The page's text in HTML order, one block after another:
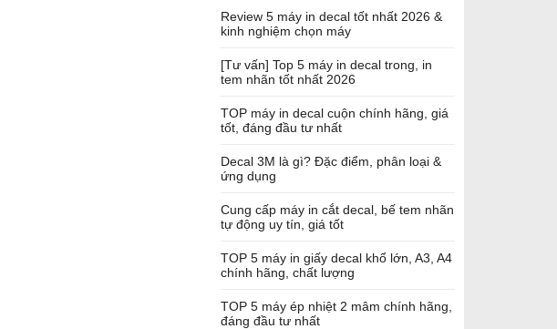
Review 5 máy in decal tốt nhất 2026 &
kinh nghiệm chọn máy
[Tư vấn] Top 5 máy in decal trong, in
tem nhãn tốt nhất 2026
TOP máy in decal cuộn chính hãng, giá
tốt, đáng đầu tư nhất
Decal 3M là gì? Đặc điểm, phân loại &
ứng dụng
Cung cấp máy in cắt decal, bế tem nhãn
tự động uy tín, giá tốt
TOP 5 máy in giấy decal khổ lớn, A3, A4
chính hãng, chất lượng
TOP 5 máy ép nhiệt 2 mâm chính hãng,
đáng đầu tư nhất